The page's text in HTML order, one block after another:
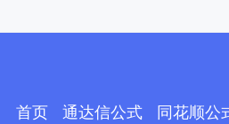
首页 通达信公式 同花顺公